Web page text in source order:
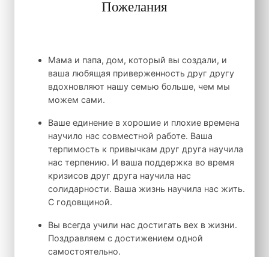
Пожелания
Мама и папа, дом, который вы создали, и
ваша любящая приверженность друг другу
вдохновляют нашу семью больше, чем мы
можем сами.
Ваше единение в хорошие и плохие времена
научило нас совместной работе. Ваша
терпимость к привычкам друг друга научила
нас терпению. И ваша поддержка во время
кризисов друг друга научила нас
солидарности. Ваша жизнь научила нас жить.
С годовщиной.
Вы всегда учили нас достигать вех в жизни.
Поздравляем с достижением одной
самостоятельно.